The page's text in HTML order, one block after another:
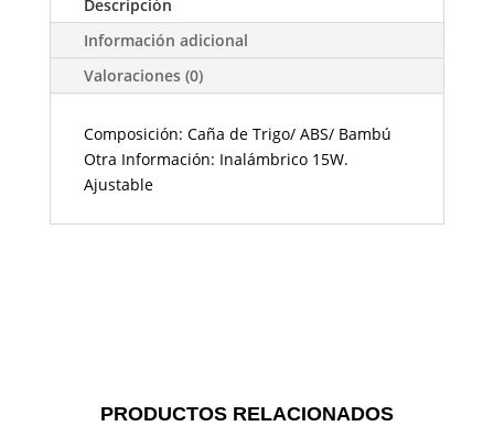
Descripción
Información adicional
Valoraciones (0)
Composición: Caña de Trigo/ ABS/ Bambú
Otra Información: Inalámbrico 15W.
Ajustable
PRODUCTOS RELACIONADOS